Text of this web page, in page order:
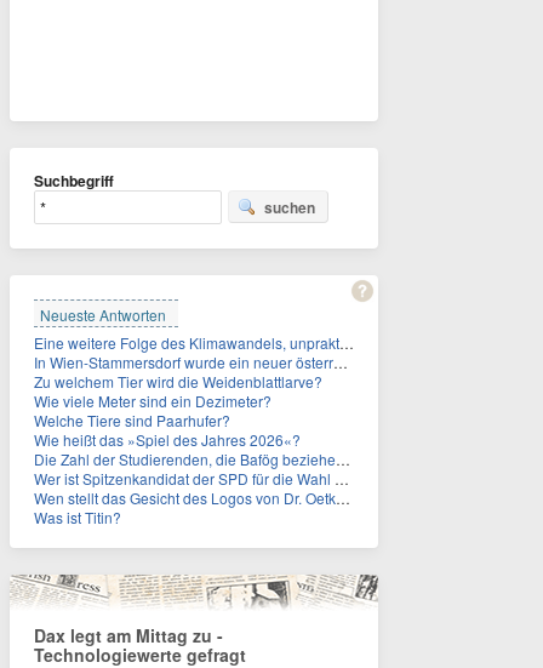
Suchbegriff
suchen
Neueste Antworten
Eine weitere Folge des Klimawandels, unpraktisch für Urlauber: Wo fehlt mittlerweile sogar das Trinkwasser?
In Wien-Stammersdorf wurde ein neuer österreichischer Temperaturrekord gemessen. Wie hoch war die Temperatur?
Zu welchem Tier wird die Weidenblattlarve?
Wie viele Meter sind ein Dezimeter?
Welche Tiere sind Paarhufer?
Wie heißt das »Spiel des Jahres 2026«?
Die Zahl der Studierenden, die Bafög beziehen, sinkt. Woran liegt das?
Wer ist Spitzenkandidat der SPD für die Wahl zum Berliner Abgeordnetenhaus im September 2026?
Wen stellt das Gesicht des Logos von Dr. Oetker dar?
Was ist Titin?
Dax legt am Mittag zu -
Technologiewerte gefragt